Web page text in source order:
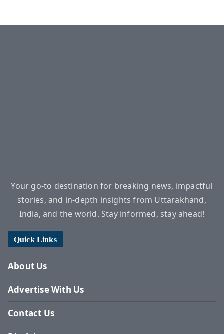
Your go-to destination for breaking news, impactful
stories, and in-depth insights from Uttarakhand,
India, and the world. Stay informed, stay ahead!
Quick Links
About Us
Advertise With Us
Contact Us